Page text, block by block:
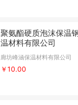
聚氨酯硬质泡沫保温
温材料有限公司
廊坊峰涵保温材料有限公司
￥10.00